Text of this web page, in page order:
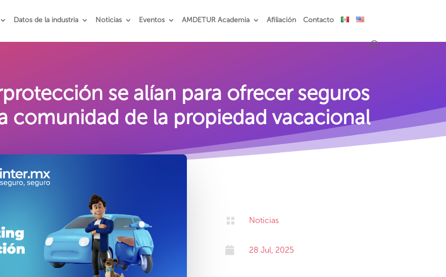
Datos de la industria Noticias Eventos AMDETUR Academia Afiliación Contacto
se alían para ofrecer seguros
comunidad de la propiedad vacacional
 Noticias
 28 Jul, 2025